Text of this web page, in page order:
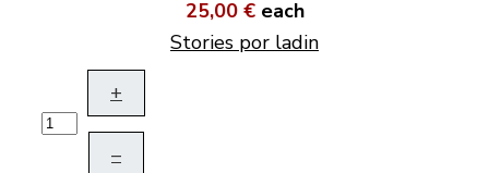
25,00 € each
Stories por ladin
+
–